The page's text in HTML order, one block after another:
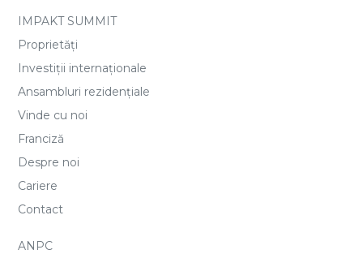
IMPAKT SUMMIT
Proprietăți
Investiții internaționale
Ansambluri rezidențiale
Vinde cu noi
Franciză
Despre noi
Cariere
Contact
ANPC